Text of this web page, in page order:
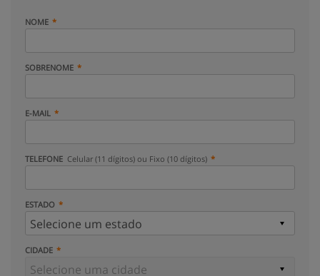
NOME
SOBRENOME
E-MAIL
TELEFONE Celular (11 dígitos) ou Fixo (10 dígitos)
ESTADO
CIDADE